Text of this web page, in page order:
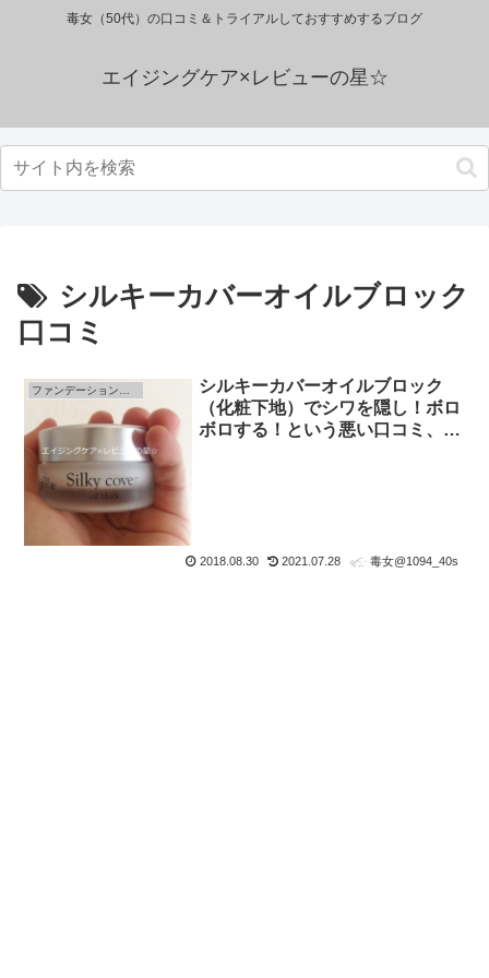
毒女（50代）の口コミ＆トライアルしておすすめするブログ
エイジングケア×レビューの星☆
シルキーカバーオイルブロック
口コミ
シルキーカバーオイルブロック
（化粧下地）でシワを隠し！ボロ
ボロする！という悪い口コミ、苦
2018.08.30 2021.07.28 毒女@1094_40s